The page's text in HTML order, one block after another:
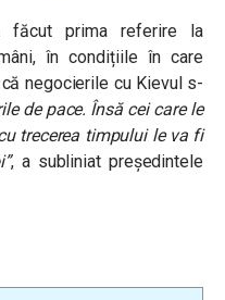
prima referire la
în condițiile în care
negocierile cu Kievul s-
de pace. Însă cei care le
trecerea timpului le va fi
, a subliniat președintele